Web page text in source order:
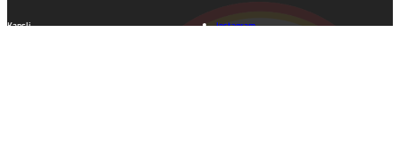
Kansli
Instagram